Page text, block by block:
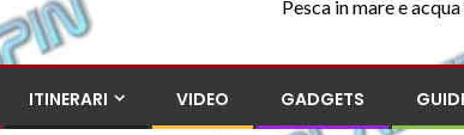
Pesca in mare e
ITINERARI VIDEO GADGETS